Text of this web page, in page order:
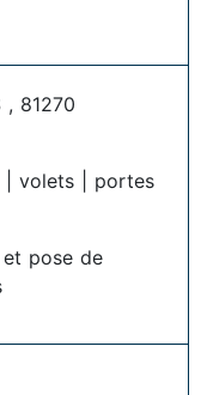
, 81270
| volets | portes
pose de